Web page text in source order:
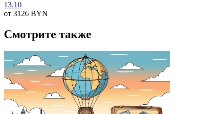
13.10
от 3126 BYN
Смотрите также